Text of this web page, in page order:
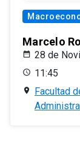
Marcelo
28 de
11:45
Facultad